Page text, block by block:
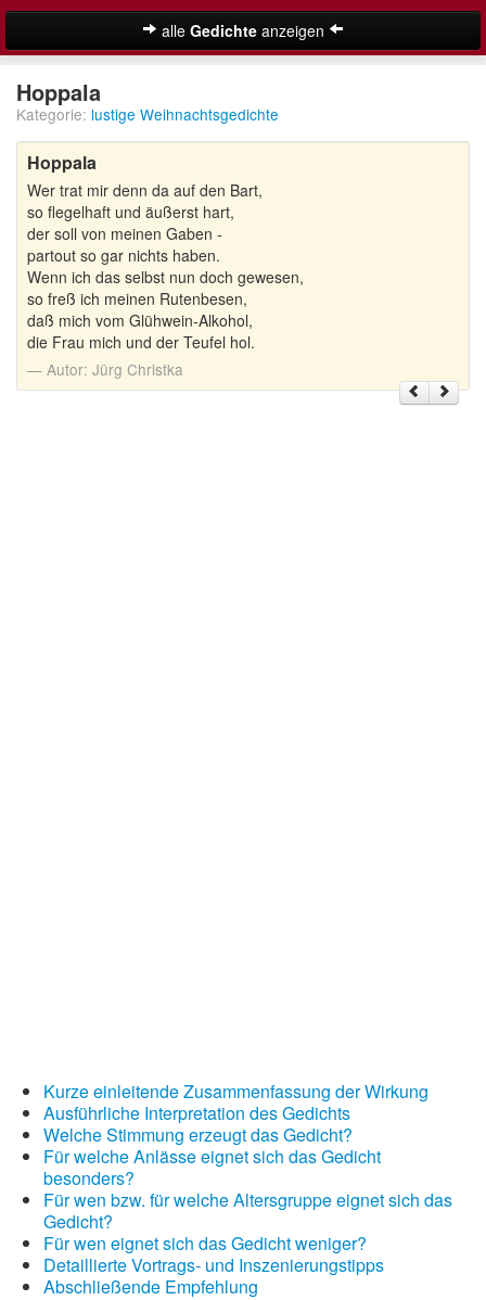
alle Gedichte anzeigen
Adventsgedichte
Besinnliche Weihnachtsgedichte
Kurze Weihnachtsgedichte
Lustige Weihnachtsgedichte
Schöne Weihnachtsgedichte
Weihnachtsgedichte für Kinder
Adventskalender
Hoppala
Kategorie: lustige Weihnachtsgedichte
Hoppala
Wer trat mir denn da auf den Bart,
so flegelhaft und äußerst hart,
der soll von meinen Gaben -
partout so gar nichts haben.
Wenn ich das selbst nun doch gewesen,
so freß ich meinen Rutenbesen,
daß mich vom Glühwein-Alkohol,
die Frau mich und der Teufel hol.
Autor: Jürg Christka
Kurze einleitende Zusammenfassung der Wirkung
Ausführliche Interpretation des Gedichts
Welche Stimmung erzeugt das Gedicht?
Für welche Anlässe eignet sich das Gedicht
besonders?
Für wen bzw. für welche Altersgruppe eignet sich das
Gedicht?
Für wen eignet sich das Gedicht weniger?
Detaillierte Vortrags- und Inszenierungstipps
Abschließende Empfehlung